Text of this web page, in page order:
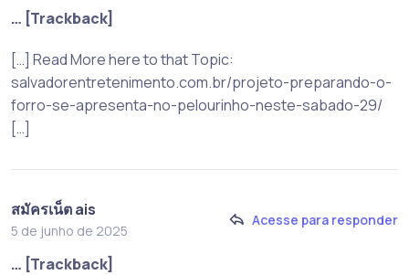
… [Trackback]
[…] Read More here to that Topic:
salvadorentretenimento.com.br/projeto-preparando-o-
forro-se-apresenta-no-pelourinho-neste-sabado-29/
[…]
สมัครเน็ต ais
5 de junho de 2025
Acesse para responder
… [Trackback]